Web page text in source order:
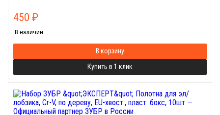
450 ₽
В наличии
В корзину
Купить в 1 клик